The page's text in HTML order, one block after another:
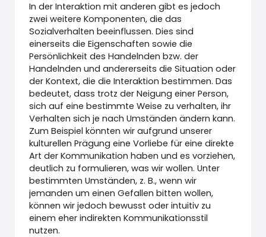
In der Interaktion mit anderen gibt es jedoch
zwei weitere Komponenten, die das
Sozialverhalten beeinflussen. Dies sind
einerseits die Eigenschaften sowie die
Persönlichkeit des Handelnden bzw. der
Handelnden und andererseits die Situation oder
der Kontext, die die Interaktion bestimmen. Das
bedeutet, dass trotz der Neigung einer Person,
sich auf eine bestimmte Weise zu verhalten, ihr
Verhalten sich je nach Umständen ändern kann.
Zum Beispiel könnten wir aufgrund unserer
kulturellen Prägung eine Vorliebe für eine direkte
Art der Kommunikation haben und es vorziehen,
deutlich zu formulieren, was wir wollen. Unter
bestimmten Umständen, z. B., wenn wir
jemanden um einen Gefallen bitten wollen,
können wir jedoch bewusst oder intuitiv zu
einem eher indirekten Kommunikationsstil
nutzen.